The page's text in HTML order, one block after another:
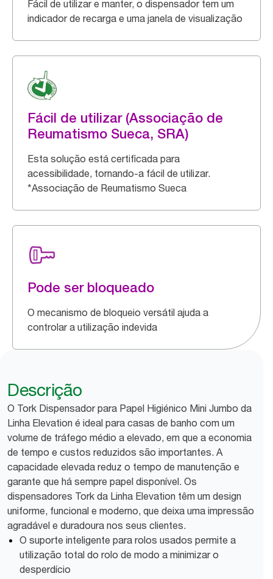
Fácil de utilizar e manter, o dispensador tem um
indicador de recarga e uma janela de visualização
Fácil de utilizar (Associação de
Reumatismo Sueca, SRA)
Esta solução está certificada para
acessibilidade, tornando-a fácil de utilizar.
*Associação de Reumatismo Sueca
Pode ser bloqueado
O mecanismo de bloqueio versátil ajuda a
controlar a utilização indevida
Descrição
O Tork Dispensador para Papel Higiénico Mini Jumbo da
Linha Elevation é ideal para casas de banho com um
volume de tráfego médio a elevado, em que a economia
de tempo e custos reduzidos são importantes. A
capacidade elevada reduz o tempo de manutenção e
garante que há sempre papel disponível. Os
dispensadores Tork da Linha Elevation têm um design
uniforme, funcional e moderno, que deixa uma impressão
agradável e duradoura nos seus clientes.
O suporte inteligente para rolos usados permite a
utilização total do rolo de modo a minimizar o
desperdício